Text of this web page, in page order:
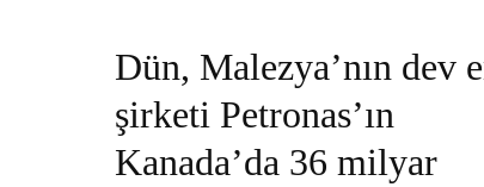
Dün, Malezya’nın dev
şirketi Petronas’ın
Kanada’da 36 milyar